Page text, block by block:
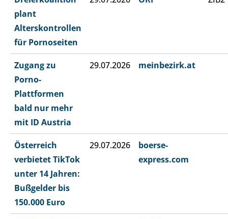
plant
Alterskontrollen
für Pornoseiten
Zugang zu
Porno-
Plattformen
bald nur mehr
mit ID Austria
29.07.2026 meinbezirk.at
Österreich
verbietet TikTok
unter 14 Jahren:
Bußgelder bis
150.000 Euro
29.07.2026
boerse-
express.com